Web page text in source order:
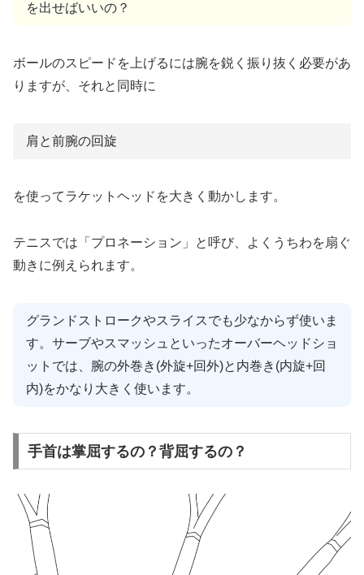
を出せばいいの？
ボールのスピードを上げるには腕を鋭く振り抜く必要があ
りますが、それと同時に
肩と前腕の回旋
を使ってラケットヘッドを大きく動かします。
テニスでは「プロネーション」と呼び、よくうちわを扇ぐ
動きに例えられます。
グランドストロークやスライスでも少なからず使いま
す。サーブやスマッシュといったオーバーヘッドショ
ットでは、腕の外巻き(外旋+回外)と内巻き(内旋+回
内)をかなり大きく使います。
手首は掌屈するの？背屈するの？